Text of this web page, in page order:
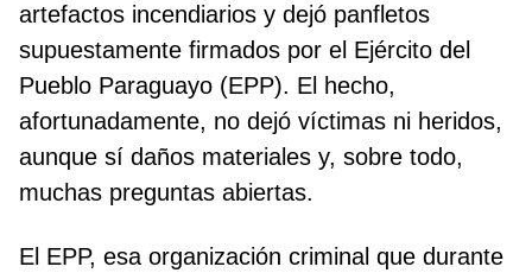
artefactos incendiarios y dejó panfletos
supuestamente firmados por el Ejército del
Pueblo Paraguayo (EPP). El hecho,
afortunadamente, no dejó víctimas ni heridos,
aunque sí daños materiales y, sobre todo,
muchas preguntas abiertas.
El EPP, esa organización criminal que durante